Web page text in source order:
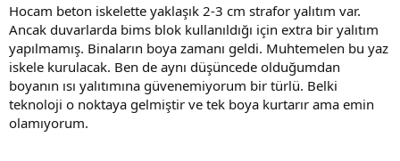
Hocam beton iskelette yaklaşık 2-3 cm strafor yalıtım var.
Ancak duvarlarda bims blok kullanıldığı için extra bir yalıtım
yapılmamış. Binaların boya zamanı geldi. Muhtemelen bu yaz
iskele kurulacak. Ben de aynı düşüncede olduğumdan
boyanın ısı yalıtımına güvenemiyorum bir türlü. Belki
teknoloji o noktaya gelmiştir ve tek boya kurtarır ama emin
olamıyorum.